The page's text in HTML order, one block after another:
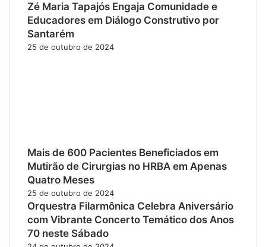
Zé Maria Tapajós Engaja Comunidade e
Educadores em Diálogo Construtivo por
Santarém
25 de outubro de 2024
Mais de 600 Pacientes Beneficiados em
Mutirão de Cirurgias no HRBA em Apenas
Quatro Meses
25 de outubro de 2024
Orquestra Filarmônica Celebra Aniversário
com Vibrante Concerto Temático dos Anos
70 neste Sábado